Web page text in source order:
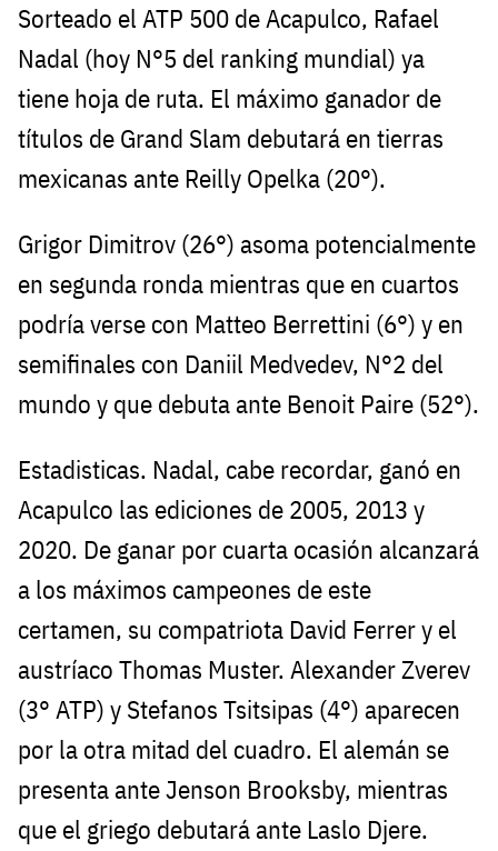
Sorteado el ATP 500 de Acapulco, Rafael
Nadal (hoy N°5 del ranking mundial) ya
tiene hoja de ruta. El máximo ganador de
títulos de Grand Slam debutará en tierras
mexicanas ante Reilly Opelka (20°).
Grigor Dimitrov (26°) asoma potencialmente
en segunda ronda mientras que en cuartos
podría verse con Matteo Berrettini (6°) y en
semifinales con Daniil Medvedev, N°2 del
mundo y que debuta ante Benoit Paire (52°).
Estadisticas. Nadal, cabe recordar, ganó en
Acapulco las ediciones de 2005, 2013 y
2020. De ganar por cuarta ocasión alcanzará
a los máximos campeones de este
certamen, su compatriota David Ferrer y el
austríaco Thomas Muster. Alexander Zverev
(3° ATP) y Stefanos Tsitsipas (4°) aparecen
por la otra mitad del cuadro. El alemán se
presenta ante Jenson Brooksby, mientras
que el griego debutará ante Laslo Djere.